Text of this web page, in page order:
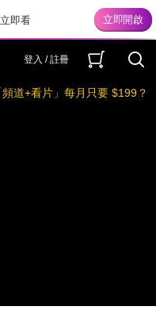
即看
登入 / 註冊
頻道+看片」每月只要 $199？